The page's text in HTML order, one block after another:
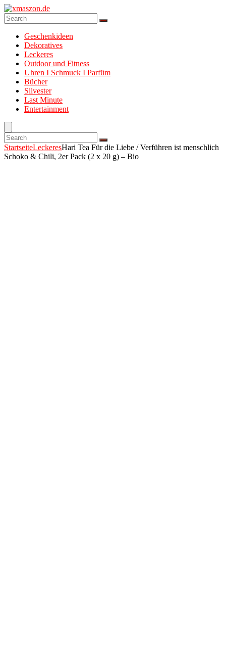
Geschenkideen
Dekoratives
Leckeres
Outdoor und Fitness
Uhren I Schmuck I Parfüm
Bücher
Silvester
Last Minute
Entertainment
StartseiteLeckeresHari Tea Für die Liebe / Verführen ist menschlich
Schoko & Chili, 2er Pack (2 x 20 g) – Bio